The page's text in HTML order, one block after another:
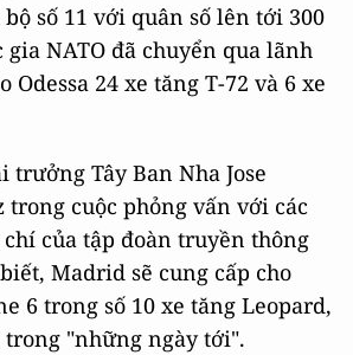
số 11 với quân số lên tới 300
gia NATO đã chuyển qua lãnh
Odessa 24 xe tăng T-72 và 6 xe
trưởng Tây Ban Nha Jose
cuộc phỏng vấn với các
của tập đoàn truyền thông
Madrid sẽ cung cấp cho
6 trong số 10 xe tăng Leopard,
"những ngày tới".